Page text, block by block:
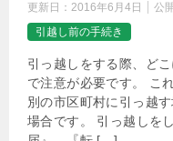
更新日： 2016年6月4日 公
引越し前の手続き
引っ越しをする際、ど
で注意が必要です。 こ
別の市区町村に引っ越
場合です。 引っ越しを